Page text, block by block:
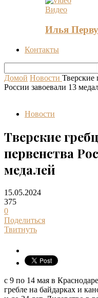
Видео
Илья
Контакты
Домой Новости Тверские
России завоевали 13
Новости
Тверские
первенства
медалей
15.05.2024
375
0
Поделиться
Твитнуть
с 9 по 14 мая в
гребле на байдарках и